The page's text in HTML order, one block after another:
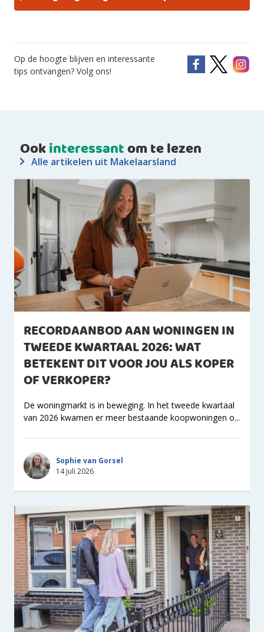
Op de hoogte blijven en interessante
tips ontvangen? Volg ons!
Ookinteressantom te lezen
Alle artikelen uit Makelaarsland
RECORDAANBOD AAN WONINGEN IN
TWEEDE KWARTAAL 2026: WAT
BETEKENT DIT VOOR JOU ALS KOPER
OF VERKOPER?
De woningmarkt is in beweging. In het tweede kwartaal
van 2026 kwamen er meer bestaande koopwoningen o...
Sophie van Gorsel
14 juli 2026